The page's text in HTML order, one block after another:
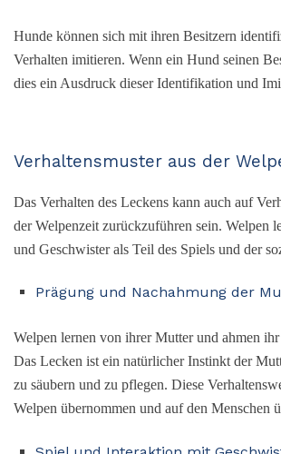
Hunde können sich mit ihren Besitzern
Verhalten imitieren. Wenn ein Hund seinen
dies ein Ausdruck dieser Identifikation und
Verhaltensmuster aus der
Das Verhalten des Leckens kann auch auf
der Welpenzeit zurückzuführen sein. Welpen
und Geschwister als Teil des Spiels und der
Prägung und Nachahmung der
Welpen lernen von ihrer Mutter und ahmen
Das Lecken ist ein natürlicher Instinkt der
zu säubern und zu pflegen. Diese
Welpen übernommen und auf den Menschen